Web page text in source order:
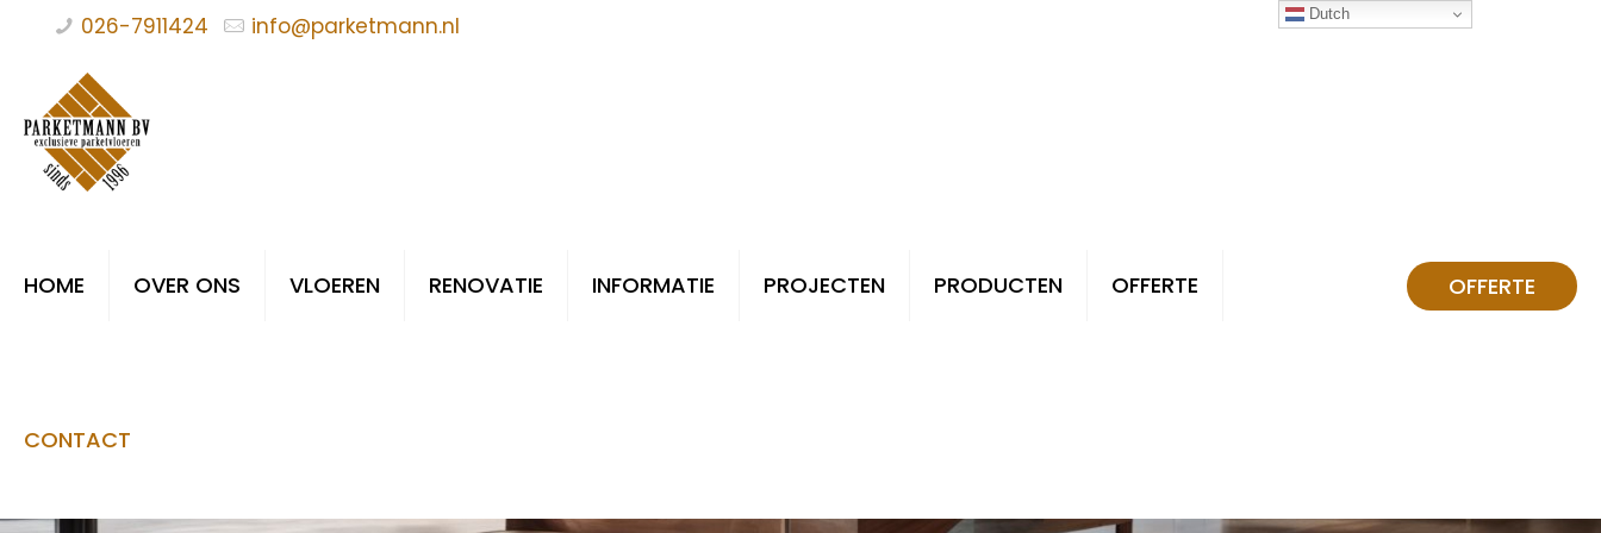
026-7911424 info@parketmann.nl
HOME OVER ONS VLOEREN RENOVATIE INFORMATIE PROJECTEN PRODUCTEN OFFERTE
CONTACT
OFFERTE
Dutch